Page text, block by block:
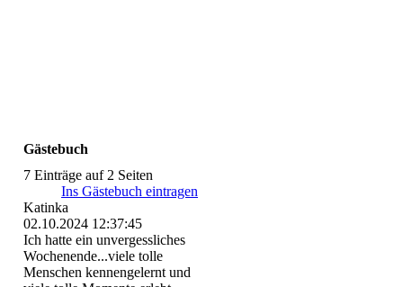
Gästebuch
7 Einträge auf 2 Seiten
Ins Gästebuch eintragen
Katinka
02.10.2024 12:37:45
Ich hatte ein unvergessliches
Wochenende...viele tolle
Menschen kennengelernt und